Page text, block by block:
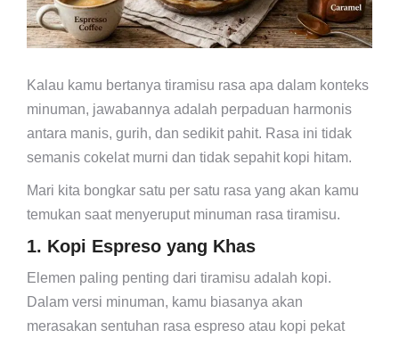
Kalau kamu bertanya tiramisu rasa apa dalam konteks
minuman, jawabannya adalah perpaduan harmonis
antara manis, gurih, dan sedikit pahit. Rasa ini tidak
semanis cokelat murni dan tidak sepahit kopi hitam.
Mari kita bongkar satu per satu rasa yang akan kamu
temukan saat menyeruput minuman rasa tiramisu.
1. Kopi Espreso yang Khas
Elemen paling penting dari tiramisu adalah kopi.
Dalam versi minuman, kamu biasanya akan
merasakan sentuhan rasa espreso atau kopi pekat